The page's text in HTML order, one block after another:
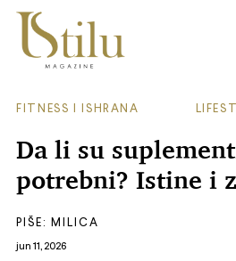
FITNESS I ISHRANA
Da li su
potrebni? Istine i
PIŠE: MILICA
jun 11, 2026